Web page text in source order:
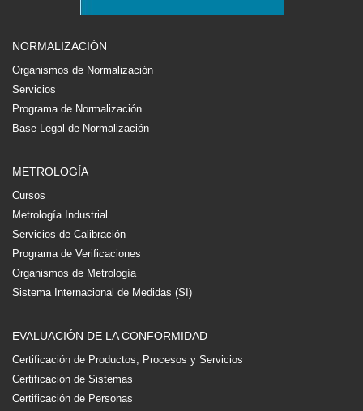
NORMALIZACIÓN
Organismos de Normalización
Servicios
Programa de Normalización
Base Legal de Normalización
METROLOGÍA
Cursos
Metrología Industrial
Servicios de Calibración
Programa de Verificaciones
Organismos de Metrología
Sistema Internacional de Medidas (SI)
EVALUACIÓN DE LA CONFORMIDAD
Certificación de Productos, Procesos y Servicios
Certificación de Sistemas
Certificación de Personas